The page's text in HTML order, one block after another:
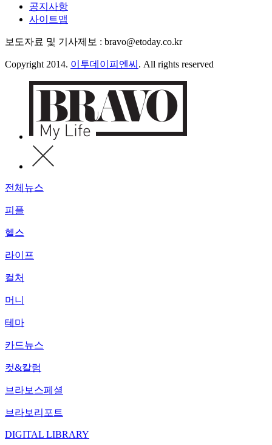
공지사항
사이트맵
보도자료 및 기사제보 : bravo@etoday.co.kr
Copyright 2014. 이투데이피엔씨 . All rights reserved
전체뉴스
피플
헬스
라이프
컬처
머니
테마
카드뉴스
컷&칼럼
브라보스페셜
브라보리포트
DIGITAL LIBRARY